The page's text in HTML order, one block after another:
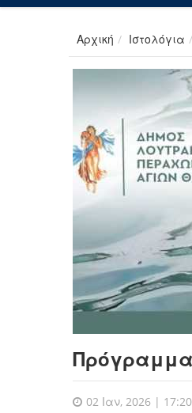
Αρχική Ιστολόγια
02 Ιαν, 2026 | 17:20